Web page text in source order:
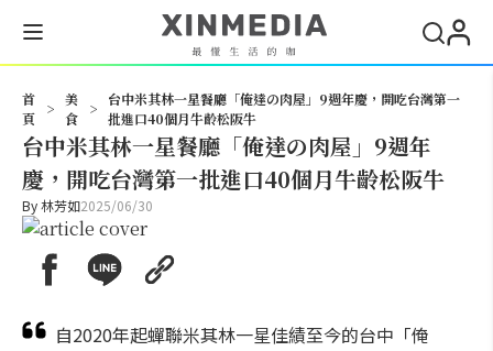
首
頁
>
美
食
>
台中米其林一星餐廳「俺達の肉屋」9週年慶，開吃台灣第一
批進口40個月牛齡松阪牛
台中米其林一星餐廳「俺達の肉屋」9週年
慶，開吃台灣第一批進口40個月牛齡松阪牛
By林芳如2025/06/30
自2020年起蟬聯米其林一星佳績至今的台中「俺